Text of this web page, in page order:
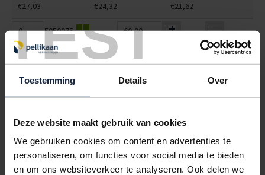
TEST
Toestemming Details Over
Deze website maakt gebruik van cookies
We gebruiken cookies om content en advertenties te
personaliseren, om functies voor social media te bieden
en om ons websiteverkeer te analyseren. Ook delen we
€27,03
€24,32 €21,62
5050075 €0,00
STATIC SHIELDINGZAKKEN 406X457MM
€64,55
STATIC SHIELDINGZAKKEN 457X610MM
< 5000
5000
10000
€68,32
€64,90 €61,49